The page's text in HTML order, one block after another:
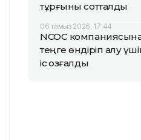
тұрғыны сотталды
06 тамыз 2026, 17:44
NCOC
теңге өндіріп алу
іс қозғалды